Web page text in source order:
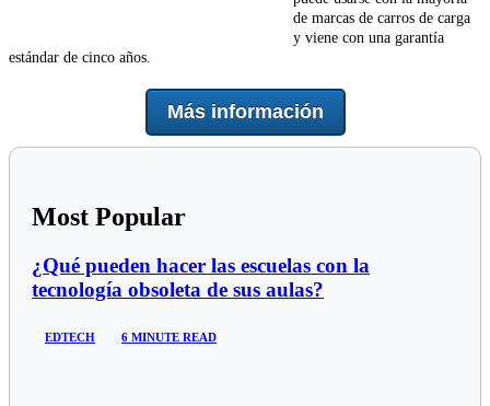
de marcas de carros de carga
y viene con una garantía
estándar de cinco años.
Más información
Most Popular
¿Qué pueden hacer las escuelas con la
tecnología obsoleta de sus aulas?
EDTECH 6 MINUTE READ